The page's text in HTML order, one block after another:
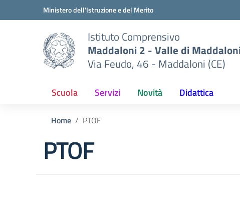
Vai ai contenuti
Vai al menu di navigazioneMinistero dell'Istruzione e del Merito
Istituto Comprensivo
Maddaloni 2 - Valle di
Via Feudo, 46 - Maddaloni (CE)
Scuola Servizi Novità Didattica
Home PTOF
PTOF